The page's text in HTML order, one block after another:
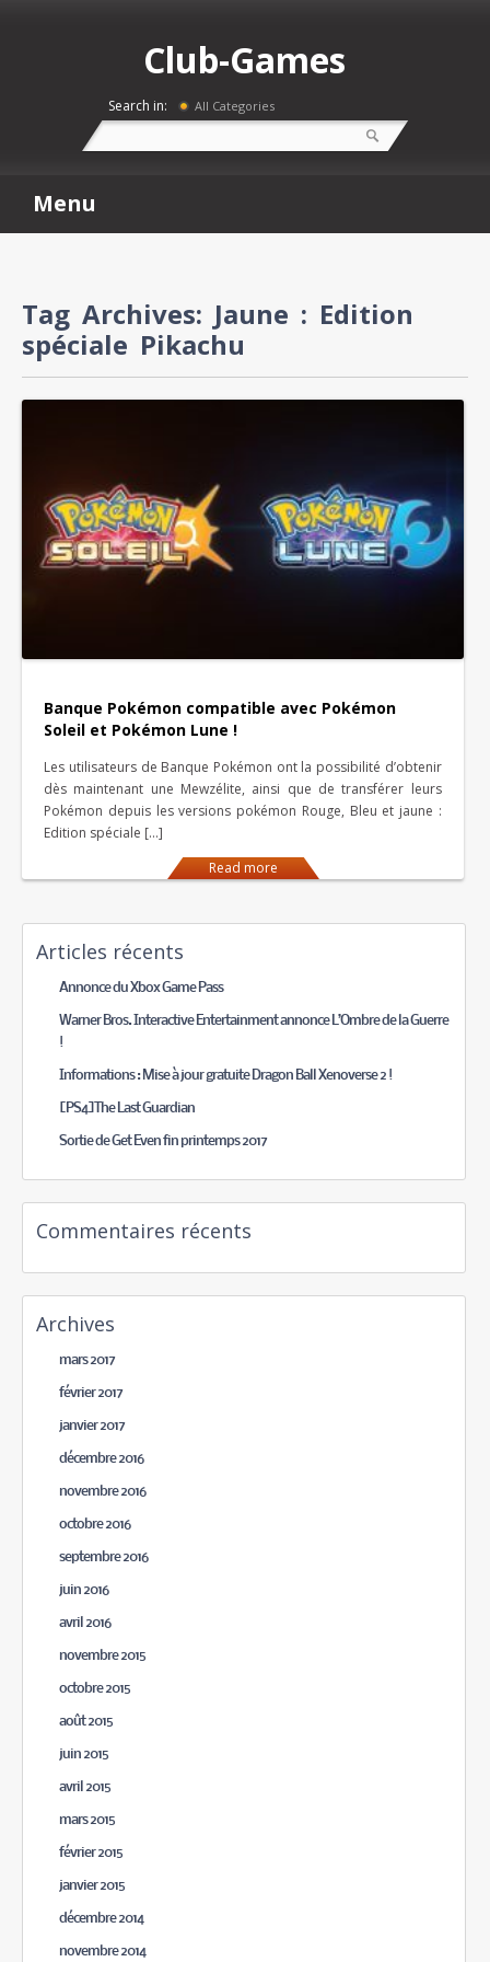
Club-Games
Search in: All Categories
Menu
Tag Archives: Jaune : Edition
spéciale Pikachu
Banque Pokémon compatible avec Pokémon
Soleil et Pokémon Lune !
Les utilisateurs de Banque Pokémon ont la possibilité d’obtenir
dès maintenant une Mewzélite, ainsi que de transférer leurs
Pokémon depuis les versions pokémon Rouge, Bleu et jaune :
Edition spéciale […]
Read more
Articles récents
Annonce du Xbox Game Pass
Warner Bros. Interactive Entertainment annonce L’Ombre de la Guerre
!
Informations : Mise à jour gratuite Dragon Ball Xenoverse 2 !
[PS4]The Last Guardian
Sortie de Get Even fin printemps 2017
Commentaires récents
Archives
mars 2017
février 2017
janvier 2017
décembre 2016
novembre 2016
octobre 2016
septembre 2016
juin 2016
avril 2016
novembre 2015
octobre 2015
août 2015
juin 2015
avril 2015
mars 2015
février 2015
janvier 2015
décembre 2014
novembre 2014